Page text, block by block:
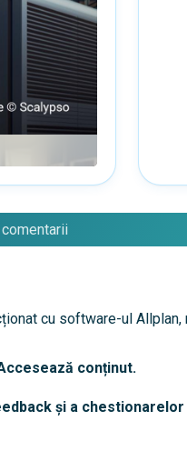
cu software-ul Allplan,
conținut.
și a